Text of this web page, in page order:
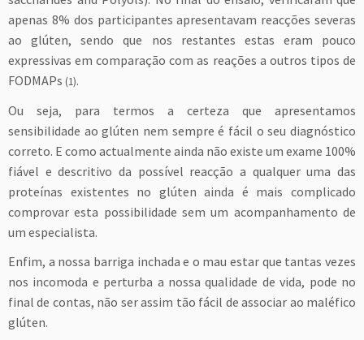
apenas 8% dos participantes apresentavam reacções severas
ao glúten, sendo que nos restantes estas eram pouco
expressivas em comparação com as reações a outros tipos de
FODMAPs (1).
Ou seja, para termos a certeza que apresentamos
sensibilidade ao glúten nem sempre é fácil o seu diagnóstico
correto. E como actualmente ainda não existe um exame 100%
fiável e descritivo da possível reacção a qualquer uma das
proteínas existentes no glúten ainda é mais complicado
comprovar esta possibilidade sem um acompanhamento de
um especialista.
Enfim, a nossa barriga inchada e o mau estar que tantas vezes
nos incomoda e perturba a nossa qualidade de vida, pode no
final de contas, não ser assim tão fácil de associar ao maléfico
glúten.